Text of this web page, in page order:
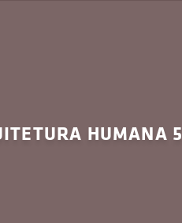
HUMANA 5